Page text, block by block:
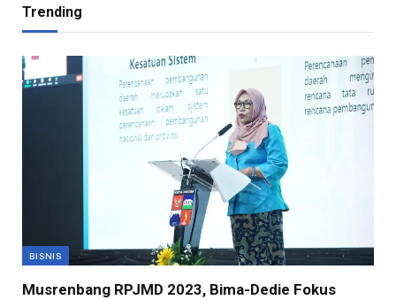
Trending
BISNIS
Musrenbang RPJMD 2023, Bima-Dedie Fokus